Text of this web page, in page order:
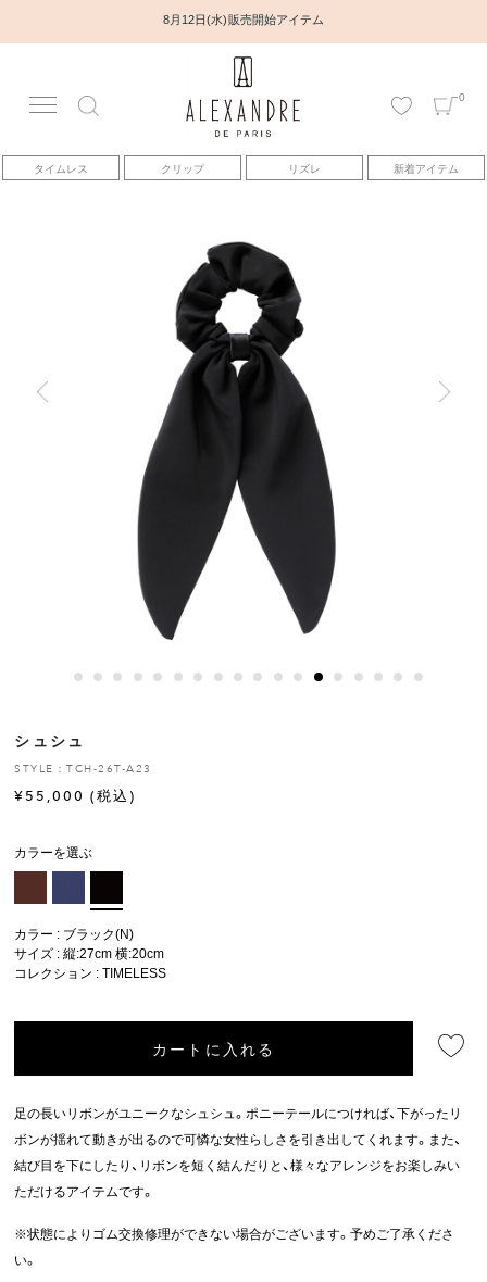
8月12日(水) 販売開始アイテム
0
タイムレス クリップ リズレ 新着アイテム
アカウント
アイテム
トピックス
ヘアアレンジ動画
クラフトマンシップ
お修理について
シュシュ
STYLE：TCH-26T-A23
¥55,000 (税込)
カラーを選ぶ
カラー : ブラック(N)
サイズ : 縦:27cm 横:20cm
コレクション :TIMELESS
カートに入れる
足の長いリボンがユニークなシュシュ。ポニーテールにつければ、下がったリ
ボンが揺れて動きが出るので可憐な女性らしさを引き出してくれます。また、
結び目を下にしたり、リボンを短く結んだりと、様々なアレンジをお楽しみい
ただけるアイテムです。
※状態によりゴム交換修理ができない場合がございます。予めご了承くださ
い。